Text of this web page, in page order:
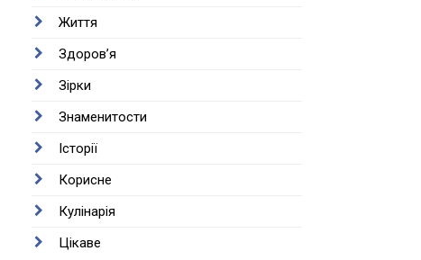
Життя
Здоров’я
Зірки
Знаменитости
Історії
Корисне
Кулінарія
Цікаве